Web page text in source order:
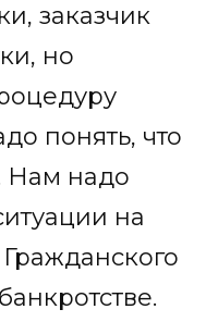
заказчик
но
понять, что
Нам надо
на